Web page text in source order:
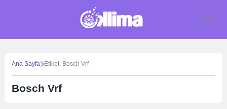
Ana Sayfa Etiket: Bosch Vrf
Bosch Vrf